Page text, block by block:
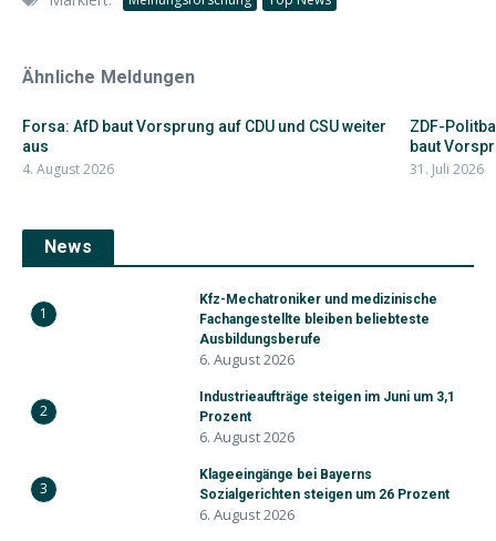
Ähnliche Meldungen
Forsa: AfD baut Vorsprung auf CDU und CSU weiter
aus
4. August 2026
ZDF-
baut
31. Juli 2026
News
1
Kfz-Mechatroniker und medizinische
Fachangestellte bleiben beliebteste
Ausbildungsberufe
6. August 2026
2
Industrieaufträge steigen im Juni um 3,1
Prozent
6. August 2026
3
Klageeingänge bei Bayerns
Sozialgerichten steigen um 26 Prozent
6. August 2026